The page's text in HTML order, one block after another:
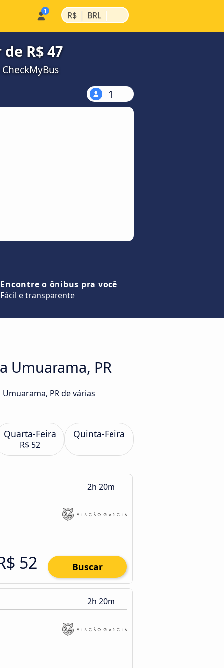
R$ | BRL |
R$ 47
1
Encontre o ônibus pra você
Fácil e transparente
Umuarama, PR
PR de várias
Quarta-Feira
R$ 52
Quinta-Feira
2h 20m
52 Buscar
2h 20m